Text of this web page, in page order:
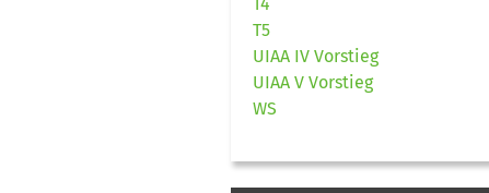
T5
UIAA IV Vorstieg
UIAA V Vorstieg
WS